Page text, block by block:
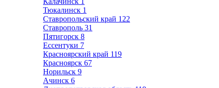
Тюкалинск 1
Ставропольский край 122
Ставрополь 31
Пятигорск 8
Ессентуки 7
Красноярский край 119
Красноярск 67
Норильск 9
Ачинск 6